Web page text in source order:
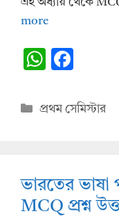
more
W
at
p
e
k
Categories
প্রথম সেমিস্টার
ভারতের ভাষা
MCQ প্রশ্ন